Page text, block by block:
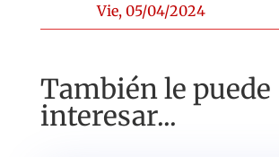
Vie, 05/04/2024
También le puede
interesar...